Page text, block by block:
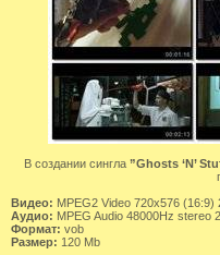
В создании сингла ”Ghosts ‘N’
Видео: MPEG2 Video 720x576 (16:9)
Аудио: MPEG Audio 48000Hz stereo
Формат: vob
Размер: 120 Mb